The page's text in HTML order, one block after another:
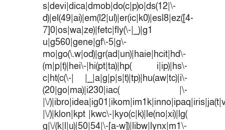
s|devi|dica|dmob|do(c|p)o|ds(12|\-
d)|el(49|ai)|em(l2|ul)|er(ic|k0)|esl8|ez([4-
7]0|os|wa|ze)|fetc|fly(\-|_)|g1
u|g560|gene|gf\-5|g\-
mo|go(\.w|od)|gr(ad|un)|haie|hcit|hd\-
(m|p|t)|hei\-|hi(pt|ta)|hp( i|ip)|hs\-
c|ht(c(\-| |_|a|g|p|s|t)|tp)|hu(aw|tc)|i\-
(20|go|ma)|i230|iac( |\-
|\/
|\/)|klon|kpt |kwc\-|kyo(c|k)|le(no|xi)|lg(
g|\/(k|l|u)|50|54|\-[a-w])|libw|lynx|m1\-